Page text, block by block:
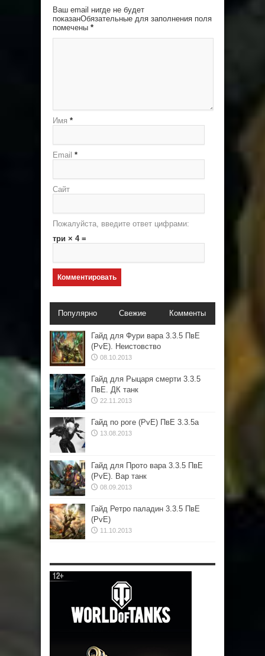
Ваш email нигде не будет
показанОбязательные для заполнения поля
помечены *
Имя *
Email *
Сайт
Пожалуйста, введите ответ цифрами:
три × 4 =
Популярно Свежие Комменты
Гайд для Фури вара 3.3.5 ПвЕ
(PvE). Неистовство
08.10.2013
Гайд для Рыцаря смерти 3.3.5
ПвЕ. ДК танк
22.11.2013
Гайд по роге (PvE) ПвЕ 3.3.5а
13.08.2013
Гайд для Прото вара 3.3.5 ПвЕ
(PvE). Вар танк
08.09.2013
Гайд Ретро паладин 3.3.5 ПвЕ
(PvE)
11.10.2013